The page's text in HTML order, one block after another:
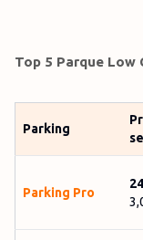
Top 5 Parque
Parking
Parking Pro